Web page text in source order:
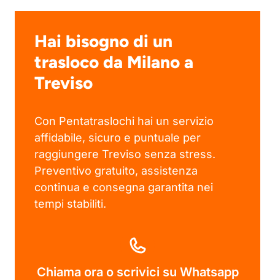
Hai bisogno di un
trasloco da Milano a
Treviso
Con Pentatraslochi hai un servizio
affidabile, sicuro e puntuale per
raggiungere Treviso senza stress.
Preventivo gratuito, assistenza
continua e consegna garantita nei
tempi stabiliti.
Chiama ora o scrivici su Whatsapp